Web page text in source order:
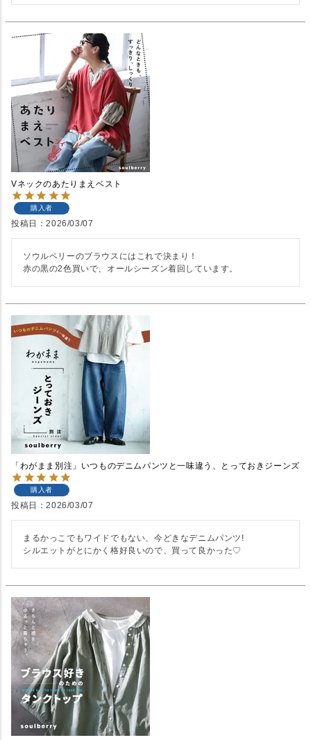
Vネックのあたりまえベスト
購入者
投稿日 2026/03/07
ソウルベリーのブラウスにはこれで決まり！
「わがまま別注」いつものデニムパンツと一味違う、とっておきジーンズ
購入者
投稿日 2026/03/07
まるかっこでもワイドでもない、今どきなデニムパンツ!